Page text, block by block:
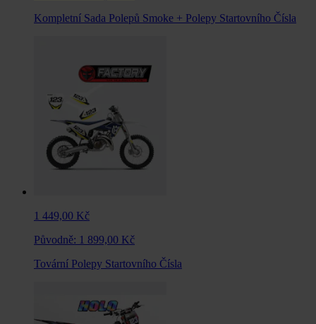
Kompletní Sada Polepů Smoke + Polepy Startovního Čísla
1 449,00 Kč
Původně: 1 899,00 Kč
Tovární Polepy Startovního Čísla